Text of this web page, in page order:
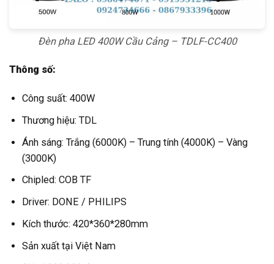
Đèn pha LED 400W Cầu Cảng – TDLF-CC400
Thông số:
Công suất: 400W
Thương hiệu: TDL
Ánh sáng: Trắng (6000K) – Trung tính (4000K) – Vàng
(3000K)
Chipled: COB TF
Driver: DONE / PHILIPS
Kích thước: 420*360*280mm
Sản xuất tại Việt Nam